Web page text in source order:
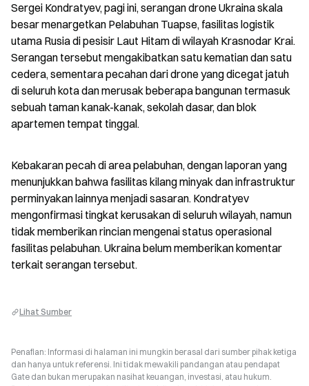
Sergei Kondratyev, pagi ini, serangan drone Ukraina skala
besar menargetkan Pelabuhan Tuapse, fasilitas logistik
utama Rusia di pesisir Laut Hitam di wilayah Krasnodar Krai.
Serangan tersebut mengakibatkan satu kematian dan satu
cedera, sementara pecahan dari drone yang dicegat jatuh
di seluruh kota dan merusak beberapa bangunan termasuk
sebuah taman kanak-kanak, sekolah dasar, dan blok
apartemen tempat tinggal.
Kebakaran pecah di area pelabuhan, dengan laporan yang
menunjukkan bahwa fasilitas kilang minyak dan infrastruktur
perminyakan lainnya menjadi sasaran. Kondratyev
mengonfirmasi tingkat kerusakan di seluruh wilayah, namun
tidak memberikan rincian mengenai status operasional
fasilitas pelabuhan. Ukraina belum memberikan komentar
terkait serangan tersebut.
Lihat Sumber
Penafian: Informasi di halaman ini mungkin berasal dari sumber pihak ketiga
dan hanya untuk referensi. Ini tidak mewakili pandangan atau pendapat
Gate dan bukan merupakan nasihat keuangan, investasi, atau hukum.